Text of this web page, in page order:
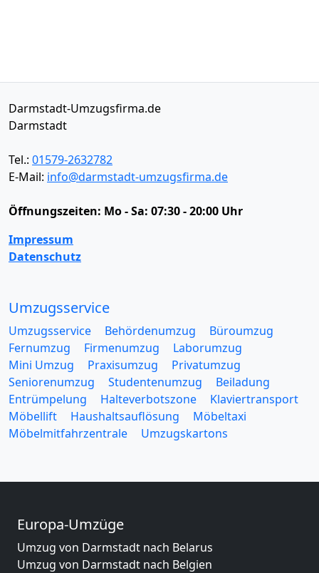
Darmstadt-Umzugsfirma.de
Darmstadt
Tel.: 01579-2632782
E-Mail: info@darmstadt-umzugsfirma.de
Öffnungszeiten: Mo - Sa: 07:30 - 20:00 Uhr
Impressum
Datenschutz
Umzugsservice
Umzugsservice Behördenumzug
Büroumzug
Fernumzug
Firmenumzug
Laborumzug
Mini Umzug
Praxisumzug
Privatumzug
Seniorenumzug
Studentenumzug
Beiladung
Entrümpelung
Halteverbotszone
Klaviertransport
Möbellift
Haushaltsauflösung
Möbeltaxi
Möbelmitfahrzentrale
Umzugskartons
Europa-Umzüge
Umzug von Darmstadt nach Belarus
Umzug von Darmstadt nach Belgien